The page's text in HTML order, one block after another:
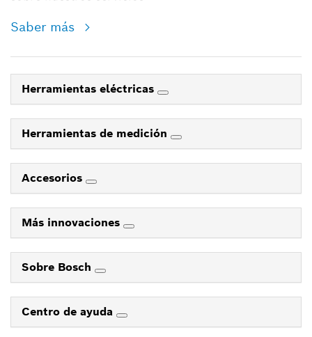
Saber más
Herramientas eléctricas
Herramientas de medición
Accesorios
Más innovaciones
Sobre Bosch
Centro de ayuda